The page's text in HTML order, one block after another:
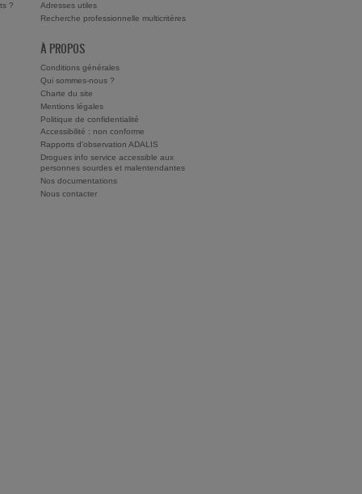
?
Adresses utiles
Recherche professionnelle multicritères
À PROPOS
Conditions générales
Qui sommes-nous ?
Charte du site
Mentions légales
Politique de confidentialité
Accessibilité : non conforme
Rapports d'observation ADALIS
Drogues info service accessible aux
personnes sourdes et malentendantes
Nos documentations
Nous contacter